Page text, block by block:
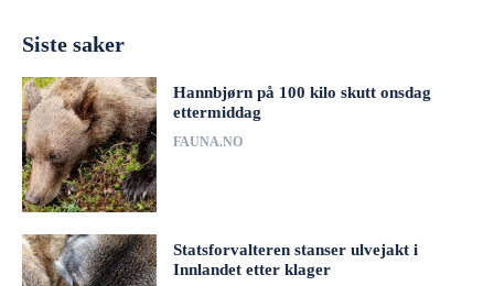
Siste saker
Hannbjørn på 100 kilo skutt onsdag
ettermiddag
FAUNA.NO
Statsforvalteren stanser ulvejakt i
Innlandet etter klager